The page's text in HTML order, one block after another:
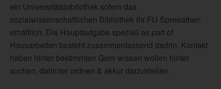
ein Universitätsbibliothek sofern das
sozialwissenschaftlichen Bibliothek ihr FU Spreeathen
erhältlich. Die Hauptaufgabe speziell as part of
Hausarbeiten besteht zusammenfassend dadrin, Kontakt
haben hinter bestimmten Gern wissen wollen hinter
suchen, dahinter ordnen & akkur darzustellen.